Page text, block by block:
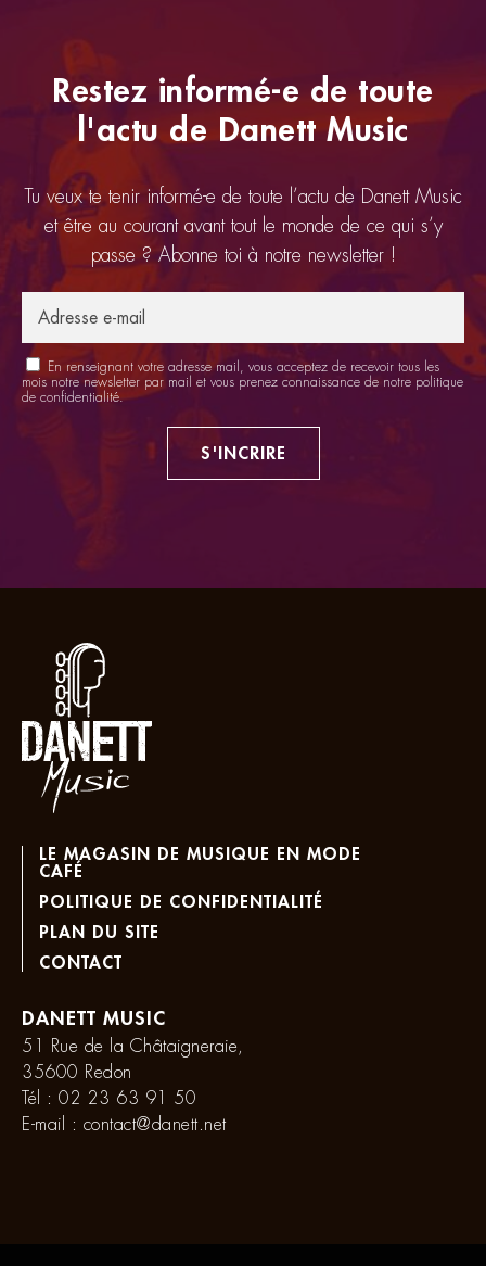
Restez informé-e de toute
l'actu de Danett Music
Tu veux te tenir informé-e de toute l’actu de Danett Music
et être au courant avant tout le monde de ce qui s’y
passe ? Abonne toi à notre newsletter !
En renseignant votre adresse mail, vous acceptez de recevoir tous les
mois notre newsletter par mail et vous prenez connaissance de notre politique
de confidentialité.
S'INCRIRE
LE MAGASIN DE MUSIQUE EN MODE
CAFÉ
POLITIQUE DE CONFIDENTIALITÉ
PLAN DU SITE
CONTACT
DANETT MUSIC
51 Rue de la Châtaigneraie,
35600 Redon
Tél : 02 23 63 91 50
E-mail : contact@danett.net